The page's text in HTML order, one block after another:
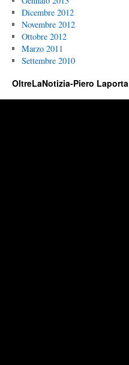
Dicembre 2012
Novembre 2012
Ottobre 2012
Marzo 2011
Settembre 2010
OltreLaNotizia-Piero Laporta